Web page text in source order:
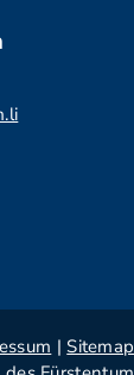
| Sitemap